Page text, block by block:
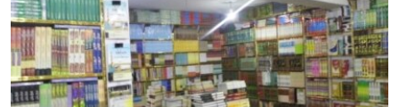
اړیکه
دري پاڼه
Azadi English